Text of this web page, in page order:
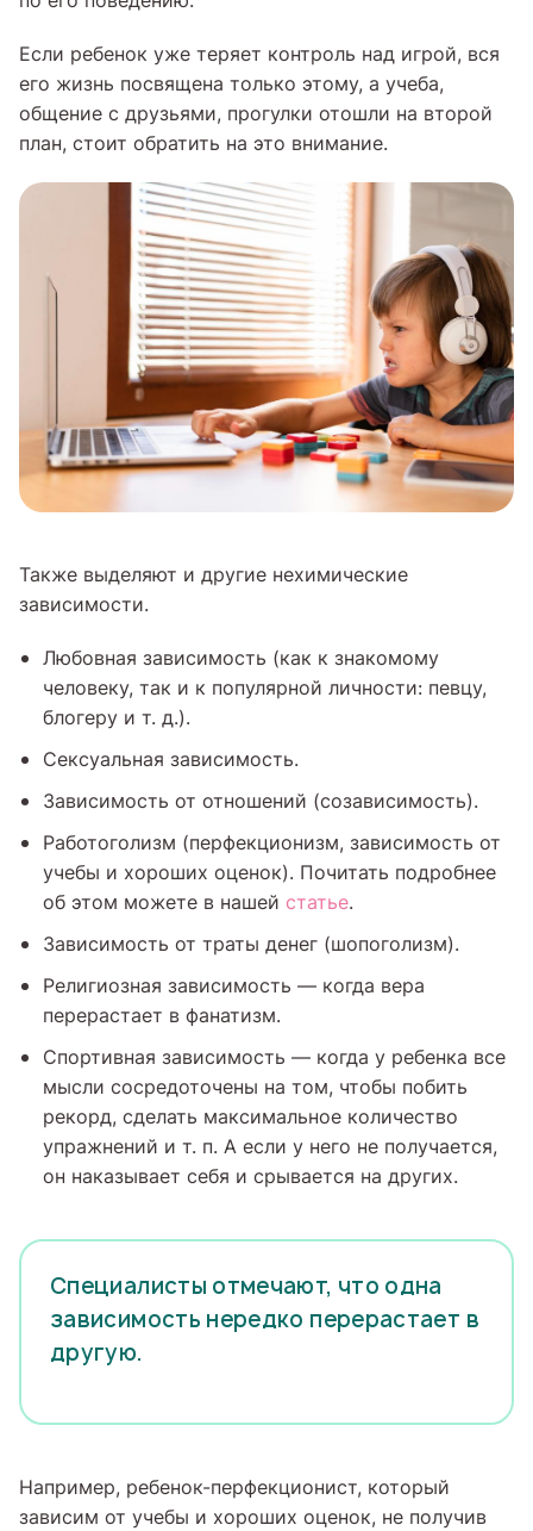
Если ребенок уже теряет контроль над игрой, вся
его жизнь посвящена только этому, а учеба,
общение с друзьями, прогулки отошли на второй
план, стоит обратить на это внимание.
Также выделяют и другие нехимические
зависимости.
Любовная зависимость (как к знакомому
человеку, так и к популярной личности: певцу,
блогеру и т. д.).
Сексуальная зависимость.
Зависимость от отношений (созависимость).
Работоголизм (перфекционизм, зависимость от
учебы и хороших оценок). Почитать подробнее
об этом можете в нашей статье.
Зависимость от траты денег (шопоголизм).
Религиозная зависимость — когда вера
перерастает в фанатизм.
Спортивная зависимость — когда у ребенка все
мысли сосредоточены на том, чтобы побить
рекорд, сделать максимальное количество
упражнений и т. п. А если у него не получается,
он наказывает себя и срывается на других.
Специалисты отмечают, что одна
зависимость нередко перерастает в
другую.
Например, ребенок-перфекционист, который
зависим от учебы и хороших оценок, не получив